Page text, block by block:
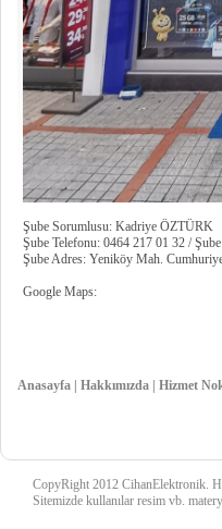
Şube Sorumlusu: Kadriye ÖZTÜRK
Şube Telefonu: 0464 217 01 32 /
Şube Adres: Yeniköy Mah.
Google Maps:
Anasayfa Hakkımızda Hizmet
CopyRight 2012 CihanElektronik.
Sitemizde kullanılar resim vb.